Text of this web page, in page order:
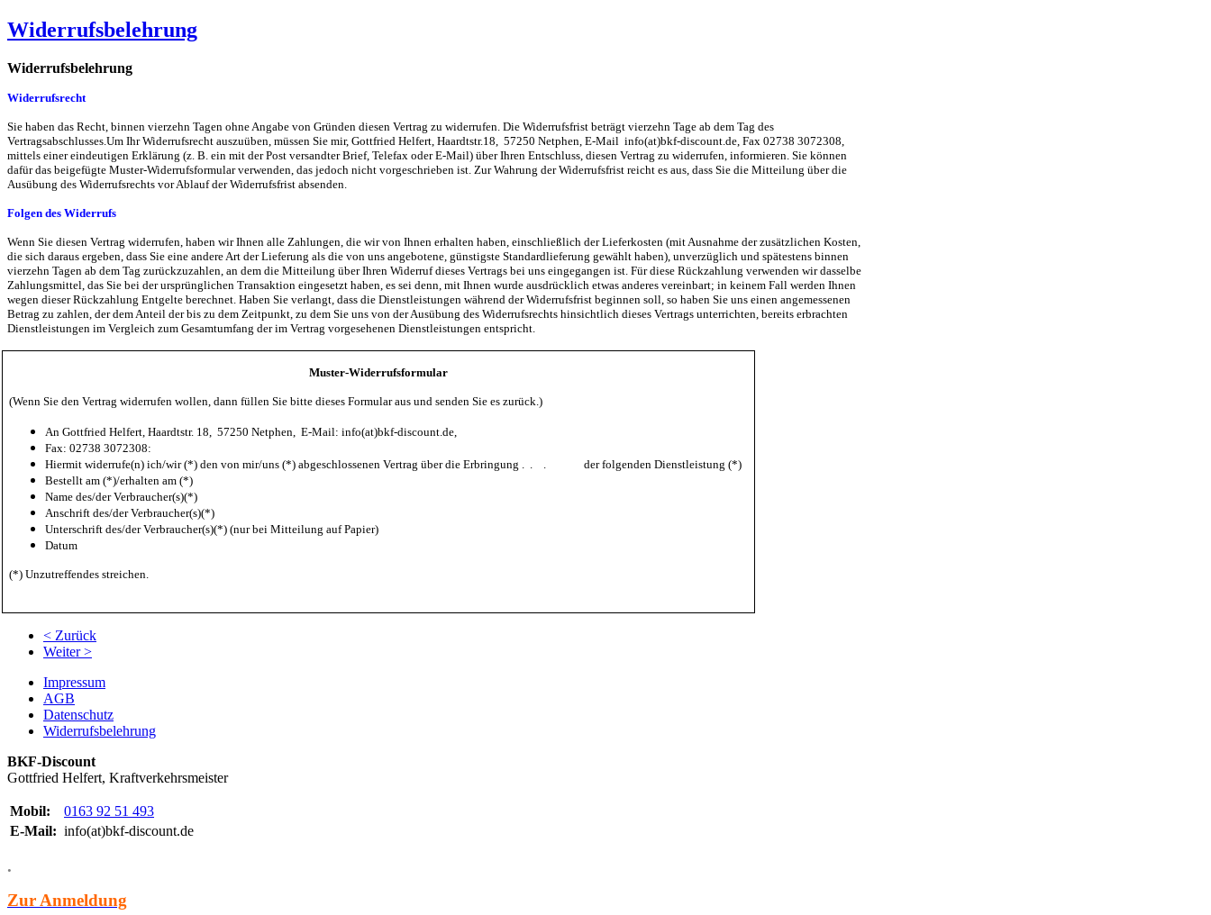
Widerrufsbelehrung
Widerrufsbelehrung
Widerrufsrecht
Sie haben das Recht, binnen vierzehn Tagen ohne Angabe von Gründen diesen Vertrag zu widerrufen. Die Widerrufsfrist beträgt vierzehn Tage ab dem Tag des
Vertragsabschlusses. Um Ihr Widerrufsrecht auszuüben, müssen Sie mir, Gottfried Helfert, Haardtstr.18, 57250 Netphen, E-Mail info(at)bkf-discount.de, Fax 02738 3072308,
mittels einer eindeutigen Erklärung (z. B. ein mit der Post versandter Brief, Telefax oder E-Mail) über Ihren Entschluss, diesen Vertrag zu widerrufen, informieren. Sie können
dafür das beigefügte Muster-Widerrufsformular verwenden, das jedoch nicht vorgeschrieben ist. Zur Wahrung der Widerrufsfrist reicht es aus, dass Sie die Mitteilung über die
Ausübung des Widerrufsrechts vor Ablauf der Widerrufsfrist absenden.
Folgen des Widerrufs
Wenn Sie diesen Vertrag widerrufen, haben wir Ihnen alle Zahlungen, die wir von Ihnen erhalten haben, einschließlich der Lieferkosten (mit Ausnahme der zusätzlichen Kosten,
die sich daraus ergeben, dass Sie eine andere Art der Lieferung als die von uns angebotene, günstigste Standardlieferung gewählt haben), unverzüglich und spätestens binnen
vierzehn Tagen ab dem Tag zurückzuzahlen, an dem die Mitteilung über Ihren Widerruf dieses Vertrags bei uns eingegangen ist. Für diese Rückzahlung verwenden wir dasselbe
Zahlungsmittel, das Sie bei der ursprünglichen Transaktion eingesetzt haben, es sei denn, mit Ihnen wurde ausdrücklich etwas anderes vereinbart; in keinem Fall werden Ihnen
wegen dieser Rückzahlung Entgelte berechnet. Haben Sie verlangt, dass die Dienstleistungen während der Widerrufsfrist beginnen soll, so haben Sie uns einen angemessenen
Betrag zu zahlen, der dem Anteil der bis zu dem Zeitpunkt, zu dem Sie uns von der Ausübung des Widerrufsrechts hinsichtlich dieses Vertrags unterrichten, bereits erbrachten
Dienstleistungen im Vergleich zum Gesamtumfang der im Vertrag vorgesehenen Dienstleistungen entspricht.
Muster-Widerrufsformular
(Wenn Sie den Vertrag widerrufen wollen, dann füllen Sie bitte dieses Formular aus und senden Sie es zurück.)
An Gottfried Helfert, Haardtstr. 18, 57250 Netphen, E-Mail: info(at)bkf-discount.de,
Fax: 02738 3072308:
Hiermit widerrufe(n) ich/wir (*) den von mir/uns (*) abgeschlossenen Vertrag über die Erbringung . . . der folgenden Dienstleistung (*)
Bestellt am (*)/erhalten am (*)
Name des/der Verbraucher(s)(*)
Anschrift des/der Verbraucher(s)(*)
Unterschrift des/der Verbraucher(s)(*) (nur bei Mitteilung auf Papier)
Datum
(*) Unzutreffendes streichen.
< Zurück
Weiter >
Impressum
AGB
Datenschutz
Widerrufsbelehrung
BKF-Discount
Gottfried Helfert, Kraftverkehrsmeister
Mobil:
0163 92 51 493
E-Mail: info(at)bkf-discount.de
.
Zur Anmeldung